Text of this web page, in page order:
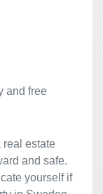
and free
real estate
and safe.
yourself if